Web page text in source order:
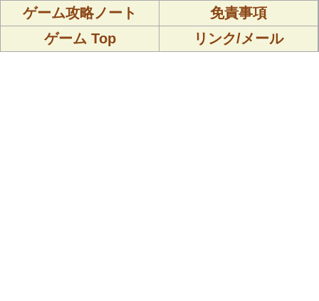
ゲーム攻略ノート
免責事項
ゲーム Top
リンク/メール